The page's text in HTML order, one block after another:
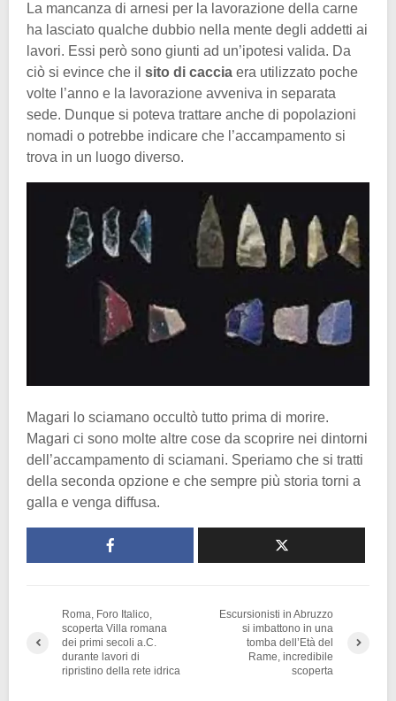
La mancanza di arnesi per la lavorazione della carne
ha lasciato qualche dubbio nella mente degli addetti ai
lavori. Essi però sono giunti ad un’ipotesi valida. Da
ciò si evince che il sito di caccia era utilizzato poche
volte l’anno e la lavorazione avveniva in separata
sede. Dunque si poteva trattare anche di popolazioni
nomadi o potrebbe indicare che l’accampamento si
trova in un luogo diverso.
Magari lo sciamano occultò tutto prima di morire.
Magari ci sono molte altre cose da scoprire nei dintorni
dell’accampamento di sciamani. Speriamo che si tratti
della seconda opzione e che sempre più storia torni a
galla e venga diffusa.
Roma, Foro Italico,
scoperta Villa romana
dei primi secoli a.C.
durante lavori di
ripristino della rete idrica
Escursionisti in Abruzzo
si imbattono in una
tomba dell’Età del
Rame, incredibile
scoperta